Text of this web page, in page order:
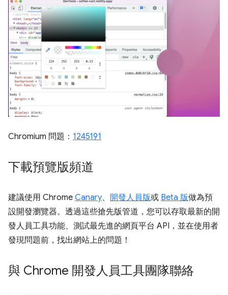
Chromium 問題： 1245191
下載預覽版頻道
建議使用 Chrome Canary、 開發人員版或 Beta 版做為預
設開發瀏覽器。透過這些搶先版管道，您可以存取最新的開
發人員工具功能、測試最先進的網頁平台 API，並在使用者
發現問題前，找出網站上的問題！
與 Chrome 開發人員工具團隊聯絡